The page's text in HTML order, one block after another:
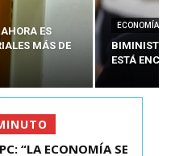
ES
MÁS DE
ECONOMÍA
BIMINISTRO
ESTÁ
ELECTO DE